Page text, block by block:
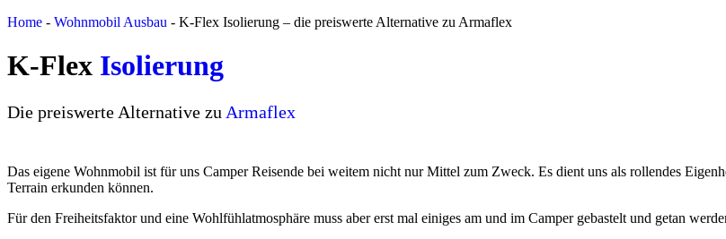
Home - Wohnmobil Ausbau - K-Flex Isolierung – die preiswerte Alternative zu Armaflex
K-Flex Isolierung
Die preiswerte Alternative zu Armaflex
Das eigene Wohnmobil ist für uns Camper Reisende bei weitem nicht nur Mittel zum Zweck. Es dient uns als rollendes
Terrain erkunden können.
Für den Freiheitsfaktor und eine Wohlfühlatmosphäre muss aber erst mal einiges am und im Camper gebastelt und getan